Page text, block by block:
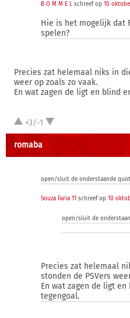
B O M M E Lschreef op 10
Hie is het mogelijk dat
spelen?
Precies zat helemaal niks in
weer op zoals zo vaak.
En wat zagen de ligt en blind
+3/-1
romaba
open/sluit de onderstaande
Souza Faria 11 schreef op 10
open/sluit de
Precies zat helemaal
stonden de PSVers
En wat zagen de ligt
tegengoal.